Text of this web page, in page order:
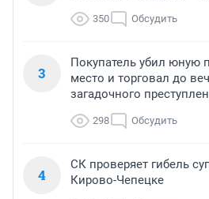
350 Обсудить
3
Покупатель убил юную
место и торговал до
загадочного
298 Обсудить
4
СК проверяет гибель
Кирово-Чепецке